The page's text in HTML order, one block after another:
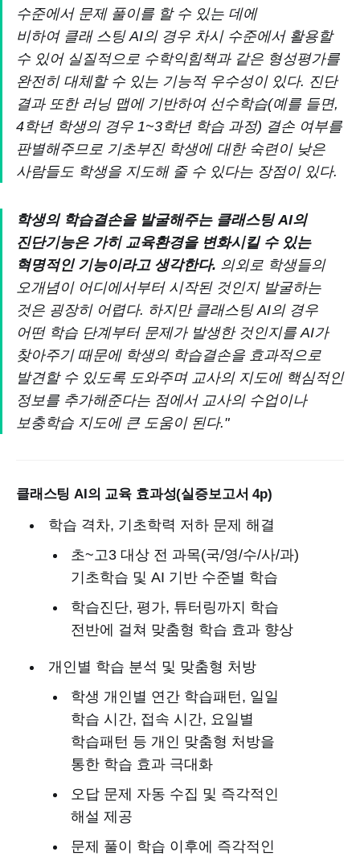
수준에서 문제 풀이를 할 수 있는 데에
비하여 클래 스팅 AI의 경우 차시 수준에서 활용할
수 있어 실질적으로 수학익힘책과 같은 형성평가를
완전히 대체할 수 있는 기능적 우수성이 있다. 진단
결과 또한 러닝 맵에 기반하여 선수학습(예를 들면,
4학년 학생의 경우 1~3학년 학습 과정) 결손 여부를
판별해주므로 기초부진 학생에 대한 숙련이 낮은
사람들도 학생을 지도해 줄 수 있다는 장점이 있다.
학생의 학습결손을 발굴해주는 클래스팅 AI의
진단기능은 가히 교육환경을 변화시킬 수 있는
혁명적인 기능이라고 생각한다. 의외로 학생들의
오개념이 어디에서부터 시작된 것인지 발굴하는
것은 굉장히 어렵다. 하지만 클래스팅 AI의 경우
어떤 학습 단계부터 문제가 발생한 것인지를 AI가
찾아주기 때문에 학생의 학습결손을 효과적으로
발견할 수 있도록 도와주며 교사의 지도에 핵심적인
정보를 추가해준다는 점에서 교사의 수업이나
보충학습 지도에 큰 도움이 된다."
클래스팅 AI의 교육 효과성(실증보고서 4p)
학습 격차, 기초학력 저하 문제 해결
초~고3 대상 전 과목(국/영/수/사/과)
기초학습 및 AI 기반 수준별 학습
학습진단, 평가, 튜터링까지 학습
전반에 걸쳐 맞춤형 학습 효과 향상
개인별 학습 분석 및 맞춤형 처방
학생 개인별 연간 학습패턴, 일일
학습 시간, 접속 시간, 요일별
학습패턴 등 개인 맞춤형 처방을
통한 학습 효과 극대화
오답 문제 자동 수집 및 즉각적인
해설 제공
문제 풀이 학습 이후에 즉각적인